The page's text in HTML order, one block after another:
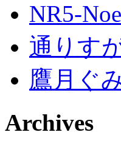
NR5-
通りす
鷹月ぐ
Archives